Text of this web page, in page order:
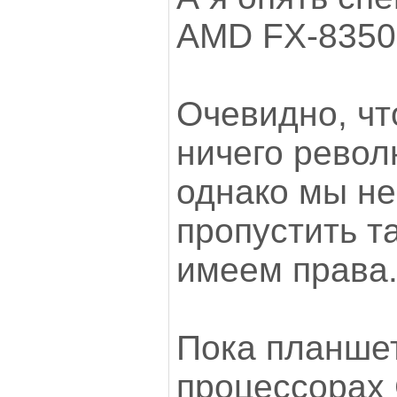
AMD FX-
Очевидно,
ничего
однако мы
пропустить
имеем права.
Пока